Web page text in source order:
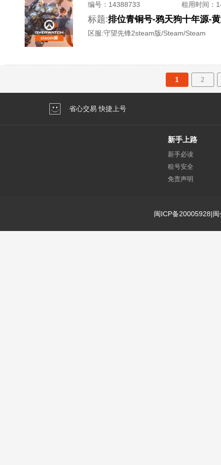
编号： 14388733 租用时间 ：
标题:
区服:守望先锋2steam版/Steam/Steam
1 2
省心交易 快捷上号
新手上路
新手必读
租号安全
免责声明
闽ICP备20005928|